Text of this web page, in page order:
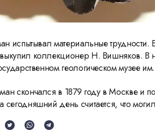
испытывал материальные трудности.
коллекционер Н. Вишняков. В
геологическом музее
скончался в 1879 году в Москве и
день считается, что